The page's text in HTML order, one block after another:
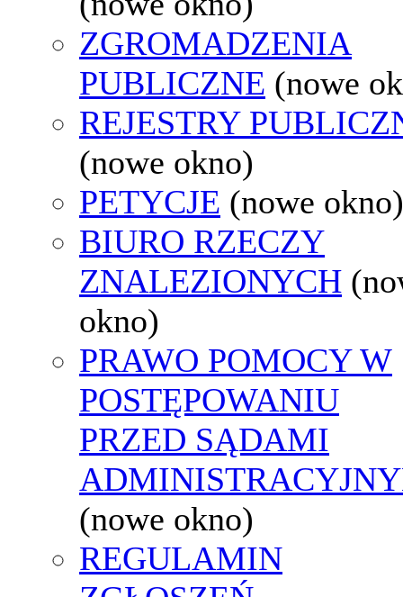
ZGROMADZENIA
PUBLICZNE (nowe
REJESTRY
(nowe okno)
PETYCJE (nowe okno)
BIURO RZECZY
ZNALEZIONYCH
okno)
PRAWO POMOCY W
POSTĘPOWANIU
PRZED SĄDAMI
(nowe okno)
REGULAMIN